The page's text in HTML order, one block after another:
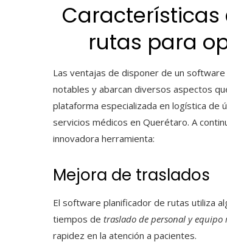
rutas para
Las ventajas de disponer de un
notables y abarcan diversos aspectos
plataforma especializada en logística de
servicios médicos en Querétaro. A
innovadora herramienta:
Mejora de traslados
El software planificador de rutas utiliza
tiempos de traslado de personal y equipo
rapidez en la atención a pacientes.